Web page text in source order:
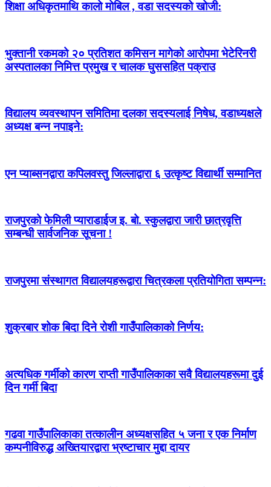
शिक्षा अधिकृतमाथि कालो मोबिल , वडा सदस्यको खोजी:
भुक्तानी रकमको २० प्रतिशत कमिसन मागेको आरोपमा भेटेरिनरी
अस्पतालका निमित्त प्रमुख र चालक घुससहित पक्राउ
विद्यालय व्यवस्थापन समितिमा दलका सदस्यलाई निषेध, वडाध्यक्षले
अध्यक्ष बन्न नपाइने:
एन प्याब्सनद्वारा कपिलवस्तु जिल्लाद्वारा ६ उत्कृष्ट विद्यार्थी सम्मानित
राजपुरको फेमिली प्याराडाईज इ. बो. स्कुलद्वारा जारी छात्रवृत्ति
सम्बन्धी सार्वजनिक सूचना !
राजपुरमा संस्थागत विद्यालयहरूद्वारा चित्रकला प्रतियोगिता सम्पन्न:
शुक्रबार शोक बिदा दिने रोशी गाउँपालिकाको निर्णय:
अत्यधिक गर्मीको कारण राप्ती गाउँपालिकाका सवै विद्यालयहरूमा दुई
दिन गर्मी बिदा
गढवा गाउँपालिकाका तत्कालीन अध्यक्षसहित ५ जना र एक निर्माण
कम्पनीविरुद्ध अख्तियारद्वारा भ्रष्टाचार मुद्दा दायर